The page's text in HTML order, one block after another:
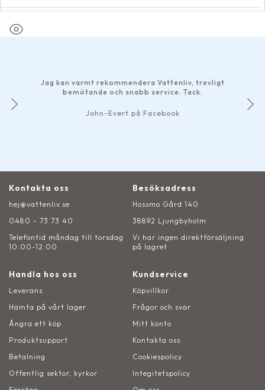
Jag kan varmt rekommendera Vattenliv, trevligt
bemötande och snabb service. Tack.
John-Evert på Facebook
Kontakta oss
hej@vattenliv.se
0480 - 73 73 40
Telefontid måndag till torsdag
10:00-12:00
Besöksadress
Hossmo Gård 140
38892 Ljungbyholm
Vi har ingen direktförsäljning
på lagret
Handla hos oss
Leverans
Hämta på vårt lager
Ångra ett köp
Produktsupport
Betalning
Offentlig sektor, kyrkor
Kundservice
Köpvillkor
Frågor och svar
Mitt konto
Kontakta oss
Cookiespolicy
Integitetspolicy